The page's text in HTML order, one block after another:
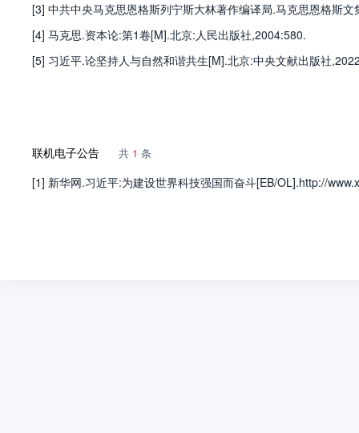
[3] 中共中央马克思恩格斯列宁斯大林著作编译局.马克思恩格斯
[4] 马克思.资本论:第1卷[M].北京:人民出版社,2004:580.
[5] 习近平.论坚持人与自然和谐共生[M].北京:中央文献出版社
联机电子公告 共 1 条
[1] 新华网.习近平:为建设世界科技强国而奋斗[EB/OL].http://